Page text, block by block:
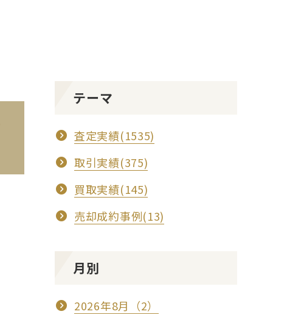
テーマ
査定実績(1535)
取引実績(375)
買取実績(145)
売却成約事例(13)
月別
2026年8月（2）